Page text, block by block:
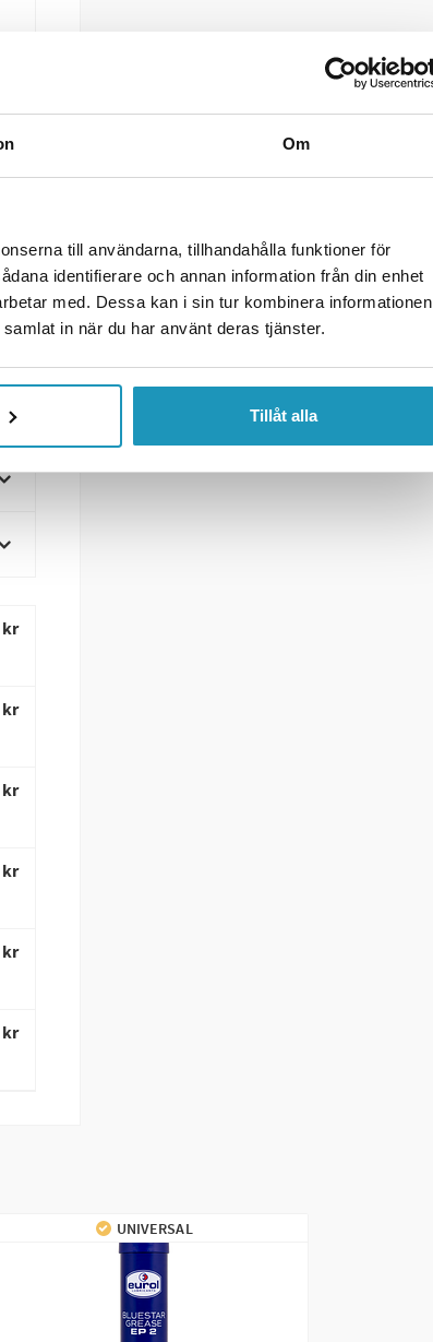
Om
till användarna, tillhandahålla funktioner för
identifierare och annan information från din enhet
med. Dessa kan i sin tur kombinera informationen
in när du har använt deras tjänster.
Tillåt alla
kr
kr
kr
kr
kr
kr
UNIVERSAL